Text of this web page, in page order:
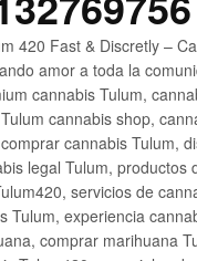
420 Fast & Discretly –
amor a toda la
cannabis Tulum,
cannabis shop,
cannabis Tulum,
legal Tulum,
servicios de
Tulum, experiencia
comprar marihuana